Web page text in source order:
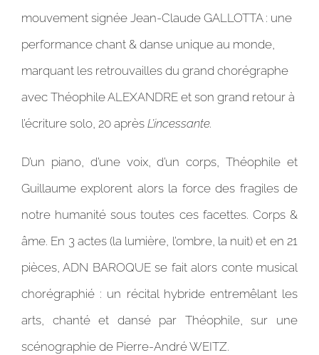
mouvement signée Jean-Claude GALLOTTA : une
performance chant & danse unique au monde,
marquant les retrouvailles du grand chorégraphe
avec Théophile ALEXANDRE et son grand retour à
l’écriture solo, 20 après L’incessante.
D’un piano, d’une voix, d’un corps, Théophile et
Guillaume explorent alors la force des fragiles de
notre humanité sous toutes ces facettes. Corps &
âme. En 3 actes (la lumière, l’ombre, la nuit) et en 21
pièces, ADN BAROQUE se fait alors conte musical
chorégraphié : un récital hybride entremêlant les
arts, chanté et dansé par Théophile, sur une
scénographie de Pierre-André WEITZ.